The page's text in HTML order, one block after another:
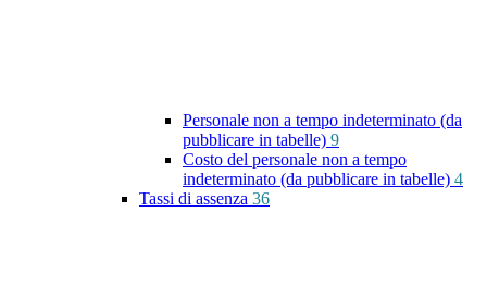
Personale non a tempo indeterminato (da
pubblicare in tabelle) 9
Costo del personale non a tempo
indeterminato (da pubblicare in tabelle) 4
Tassi di assenza 36